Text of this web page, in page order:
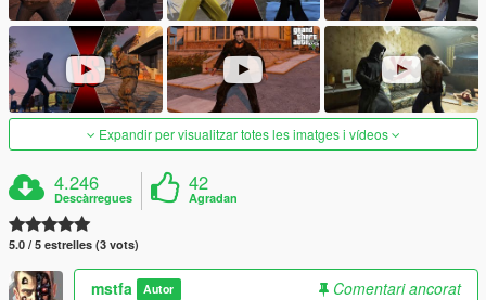
Expandir per visualitzar totes les imatges i vídeos
4.246
Descàrregues
42
Agradan
5.0 / 5 estrelles (3 vots)
mstfa Autor
Comentari ancorat